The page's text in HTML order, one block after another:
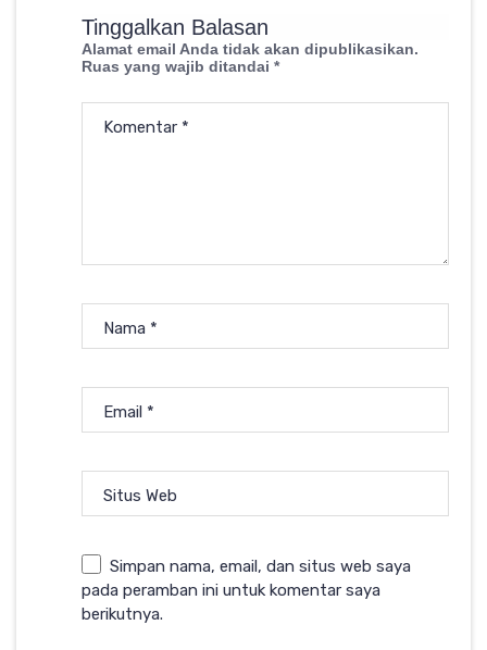
Tinggalkan Balasan
Alamat email Anda tidak akan dipublikasikan.
Ruas yang wajib ditandai *
Komentar *
Nama *
Email *
Situs Web
Simpan nama, email, dan situs web saya
pada peramban ini untuk komentar saya
berikutnya.